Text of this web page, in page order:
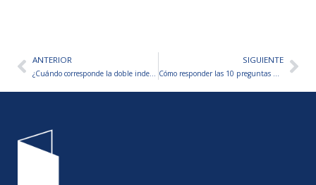
AntANTERIOR
¿Cuándo corresponde la doble indemnización?
SIGUIENTE
Cómo responder las 10 preguntas más comunes en una entrevista